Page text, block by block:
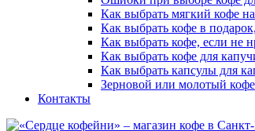
Как выбрать мягкий кофе
Как выбрать кофе в
Как выбрать кофе, если не
Как выбрать кофе для
Как выбрать капсулы для
Зерновой или молотый
Контакты